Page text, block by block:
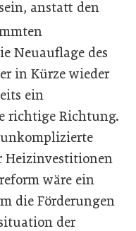
anstatt den
Neuauflage des
in Kürze wieder
ein
richtige Richtung.
Heizinvestitionen
wäre ein
die Förderungen
der